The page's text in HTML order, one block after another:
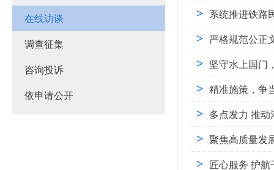
在线访谈
调查征集
咨询投诉
依申请公开
> 系统推进铁路
> 严格规范公正
> 坚守水上国门
> 精准施策，争
> 多点发力 推
> 聚焦高质量发
> 匠心服务 护